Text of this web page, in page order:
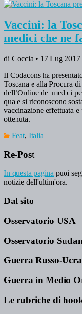
Vaccini: la
medici che ne
di Goccia • 17 Lug 2017
Il Codacons ha
Toscana e alla Procura
dell’Ordine dei medici
quale si riconoscono
vaccinazione effettuata
ottenuta.
Feat, Italia
Re-Post
In questa pagina puoi
notizie dell'ultim'ora.
Dal sito
Osservatorio USA
Osservatorio Sudan
Guerra Russo-
Guerra in Medio
Le rubriche di